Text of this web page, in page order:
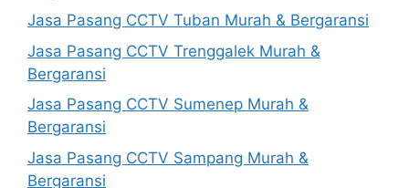
Jasa Pasang CCTV Tuban Murah & Bergaransi
Jasa Pasang CCTV Trenggalek Murah &
Bergaransi
Jasa Pasang CCTV Sumenep Murah &
Bergaransi
Jasa Pasang CCTV Sampang Murah &
Bergaransi